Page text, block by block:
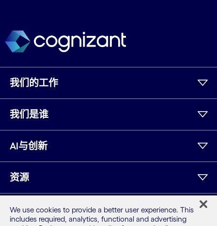
我们的工作
我们是谁
AI与创新
资源
领英Twitter
Facebook
Instagram
YouTube
We use cookies to provide a better user experience. This
includes required, analytics, functional and advertising